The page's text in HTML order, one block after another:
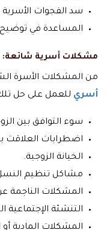
سد الفجوات الأسرية
المساعدة في
مشكلات أسرية شائعة:
من المشكلات الأسرة
أسري للعمل على حل
سوء التوافق بين
اضطرابات العلاقت
الخيانة الزوجية.
مشاكل تنظيم
المشكلات الناجمة
التنشئة الإجتماعية
المشكلات المادية أو